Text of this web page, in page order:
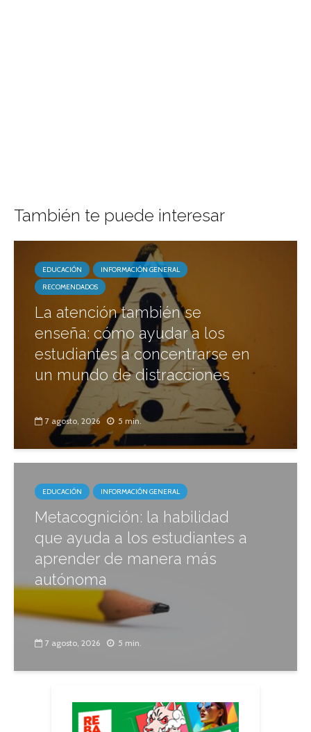
También te puede interesar
EDUCACIÓN
INFORMACIÓN GENERAL
RECOMENDADOS
La atención también se
enseña: cómo ayudar a los
estudiantes a concentrarse en
un mundo de distracciones
7 agosto, 2026 5 min.
EDUCACIÓN INFORMACIÓN GENERAL
Metacognición: la habilidad
que ayuda a los estudiantes a
aprender de manera más
autónoma
7 agosto, 2026 5 min.